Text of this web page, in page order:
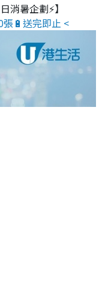
消暑企劃⚡】
🔋送完即止 <